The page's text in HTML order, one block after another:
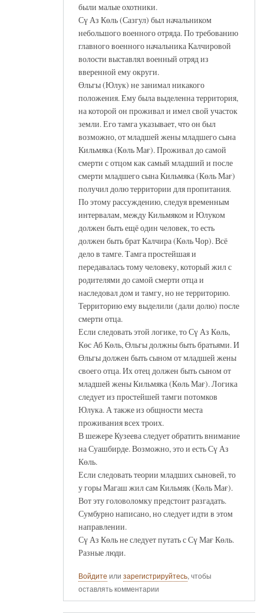
были малые охотники.
Сү Аз Көль (Сазгул) был начальником
небольшого военного отряда. По требованию
главного военного начальника Калчировой
волости выставлял военный отряд из
вверенной ему округи.
Өльгы (Юлук) не занимал никакого
положения. Ему была выделенна территория,
на которой он проживал и имел свой участок
земли. Его тамга указывает, что он был
возможно, от младшей жены младшего сына
Кильмяка (Көль Мағ). Проживал до самой
смерти с отцом как самый младший и после
смерти младшего сына Кильмяка (Көль Мағ)
получил долю территории для пропитания.
По этому рассуждению, следуя временным
интервалам, между Кильмяком и Юлуком
должен быть ещё один человек, то есть
должен быть брат Калчира (Көль Чор). Всё
дело в тамге. Тамга простейшая и
передавалась тому человеку, который жил с
родителями до самой смерти отца и
наследовал дом и тамгу, но не территорию.
Территорию ему выделили (дали долю) после
смерти отца.
Если следовать этой логике, то Сү Аз Көль,
Көс Аб Көль, Өльгы должны быть братьями. И
Өльгы должен быть сыном от младшей жены
своего отца. Их отец должен быть сыном от
младшей жены Кильмяка (Көль Мағ). Логика
следует из простейшей тамги потомков
Юлука. А также из общности места
проживания всех троих.
В шежере Кузеева следует обратить внимание
на Суашбирде. Возможно, это и есть Сү Аз
Көль.
Если следовать теории младших сыновей, то
у горы Магаш жил сам Кильмяк (Көль Мағ).
Вот эту головоломку предстоит разгадать.
Сумбурно написано, но следует идти в этом
направлении.
Сү Аз Көль не следует путать с Сү Мағ Көль.
Разные люди.
Войдите или зарегистрируйтесь, чтобы
оставлять комментарии